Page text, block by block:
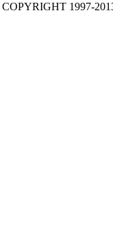
COPYRIGHT 1997-